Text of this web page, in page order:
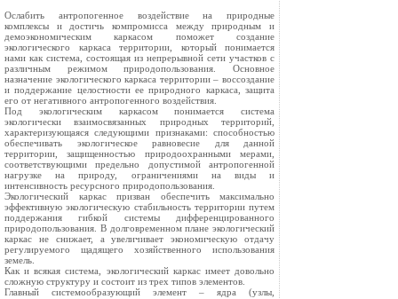
Ослабить антропогенное воздействие на природные
комплексы и достичь компромисса между природным и
демоэкономическим каркасом поможет создание
экологического каркаса территории, который понимается
нами как система, состоящая из непрерывной сети участков с
различным режимом природопользования. Основное
назначение экологического каркаса территории – воссоздание
и поддержание целостности ее природного каркаса, защита
его от негативного антропогенного воздействия.
Под экологическим каркасом понимается система
экологически взаимосвязанных природных территорий,
характеризующаяся следующими признаками: способностью
обеспечивать экологическое равновесие для данной
территории, защищенностью природоохранными мерами,
соответствующими предельно допустимой антропогенной
нагрузке на природу, ограничениями на виды и
интенсивность ресурсного природопользования.
Экологический каркас призван обеспечить максимально
эффективную экологическую стабильность территории путем
поддержания гибкой системы дифференцированного
природопользования. В долговременном плане экологический
каркас не снижает, а увеличивает экономическую отдачу
регулируемого щадящего хозяйственного использования
земель.
Как и всякая система, экологический каркас имеет довольно
сложную структуру и состоит из трех типов элементов.
Главный системообразующий элемент – ядра (узлы,